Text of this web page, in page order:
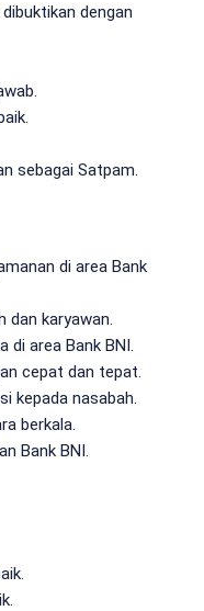
dengan
sebagai Satpam.
di area Bank
dan karyawan.
di area Bank BNI.
cepat dan tepat.
kepada nasabah.
berkala.
Bank BNI.